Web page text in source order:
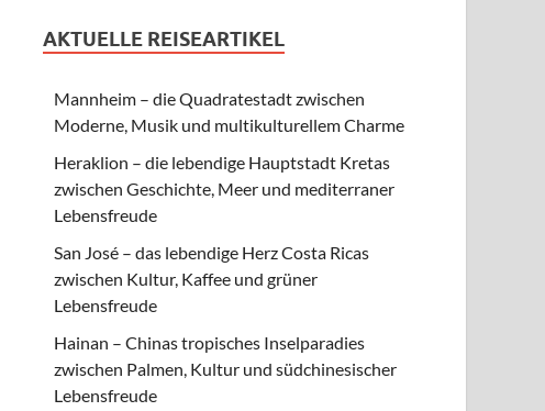
AKTUELLE REISEARTIKEL
Mannheim – die Quadratestadt zwischen
Moderne, Musik und multikulturellem Charme
Heraklion – die lebendige Hauptstadt Kretas
zwischen Geschichte, Meer und mediterraner
Lebensfreude
San José – das lebendige Herz Costa Ricas
zwischen Kultur, Kaffee und grüner
Lebensfreude
Hainan – Chinas tropisches Inselparadies
zwischen Palmen, Kultur und südchinesischer
Lebensfreude